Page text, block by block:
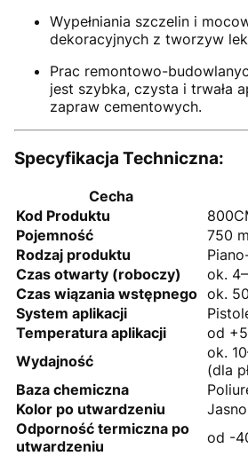
Wypełniania szczelin i
dekoracyjnych z tworzyw
Prac remontowo-
jest szybka, czysta i trwała
zapraw cementowych.
Specyfikacja Techniczna:
Cecha
Kod Produktu
Pojemność
750
Rodzaj produktu
Czas otwarty (roboczy)
ok.
Czas wiązania wstępnego ok.
System aplikacji
Temperatura aplikacji
od
Wydajność
ok.
(dla
Baza chemiczna
Kolor po utwardzeniu
Odporność termiczna po
utwardzeniu
od -